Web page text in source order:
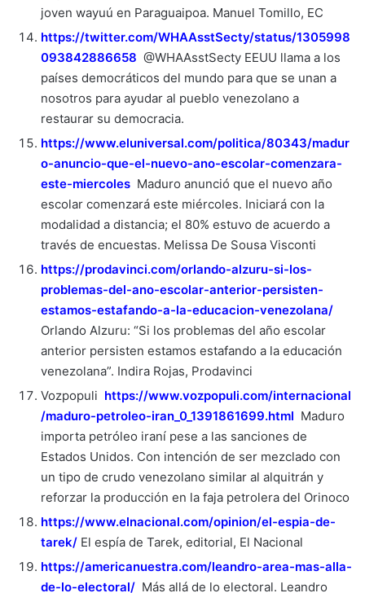
joven wayuú en Paraguaipoa. Manuel Tomillo, EC
https://twitter.com/WHAAsstSecty/status/1305998
093842886658 @WHAAsstSecty EEUU llama a los
países democráticos del mundo para que se unan a
nosotros para ayudar al pueblo venezolano a
restaurar su democracia.
https://www.eluniversal.com/politica/80343/madur
o-anuncio-que-el-nuevo-ano-escolar-comenzara-
este-miercoles Maduro anunció que el nuevo año
escolar comenzará este miércoles. Iniciará con la
modalidad a distancia; el 80% estuvo de acuerdo a
través de encuestas. Melissa De Sousa Visconti
https://prodavinci.com/orlando-alzuru-si-los-
problemas-del-ano-escolar-anterior-persisten-
estamos-estafando-a-la-educacion-venezolana/
Orlando Alzuru: “Si los problemas del año escolar
anterior persisten estamos estafando a la educación
venezolana”. Indira Rojas, Prodavinci
Vozpopuli https://www.vozpopuli.com/internacional
/maduro-petroleo-iran_0_1391861699.html Maduro
importa petróleo iraní pese a las sanciones de
Estados Unidos. Con intención de ser mezclado con
un tipo de crudo venezolano similar al alquitrán y
reforzar la producción en la faja petrolera del Orinoco
https://www.elnacional.com/opinion/el-espia-de-
tarek/ El espía de Tarek, editorial, El Nacional
https://americanuestra.com/leandro-area-mas-alla-
de-lo-electoral/ Más allá de lo electoral. Leandro